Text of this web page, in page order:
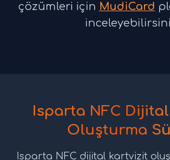
çözümleri için MudiCard
Isparta NFC
Oluşturma
Isparta NFC dijital kartvizit